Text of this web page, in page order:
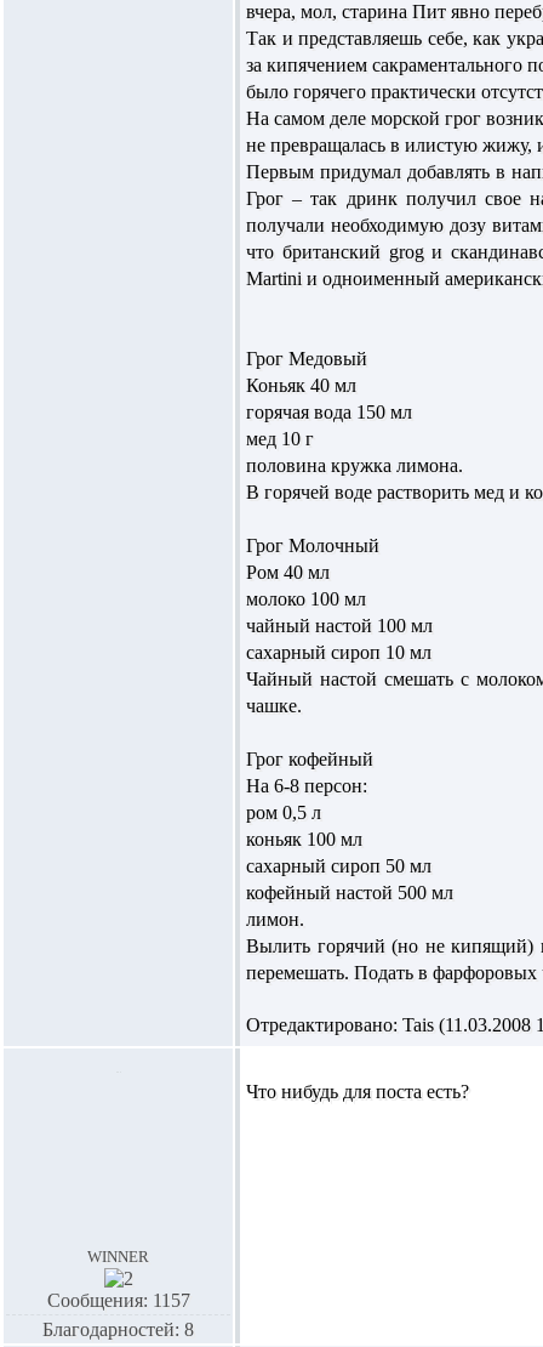
вчера, мол, старина Пит явно
Так и представляешь себе, как
за кипячением сакраментального
было горячего практически
На самом деле морской грог
не превращалась в илистую жижу,
Первым придумал добавлять в
Грог – так дринк получил свое
получали необходимую дозу
что британский grog и
Martini и одноименный
Грог Медовый
Коньяк 40 мл
горячая вода 150 мл
мед 10 г
половина кружка лимона.
В горячей воде растворить мед и
Грог Молочный
Ром 40 мл
молоко 100 мл
чайный настой 100 мл
сахарный сироп 10 мл
Чайный настой смешать с
чашке.
Грог кофейный
На 6-8 персон:
ром 0,5 л
коньяк 100 мл
сахарный сироп 50 мл
кофейный настой 500 мл
лимон.
Вылить горячий (но не кипящий)
перемешать. Подать в
Отредактировано: Tais (11.03.2008
winner
Сообщения: 1157
Благодарностей: 8
Что нибудь для поста есть?